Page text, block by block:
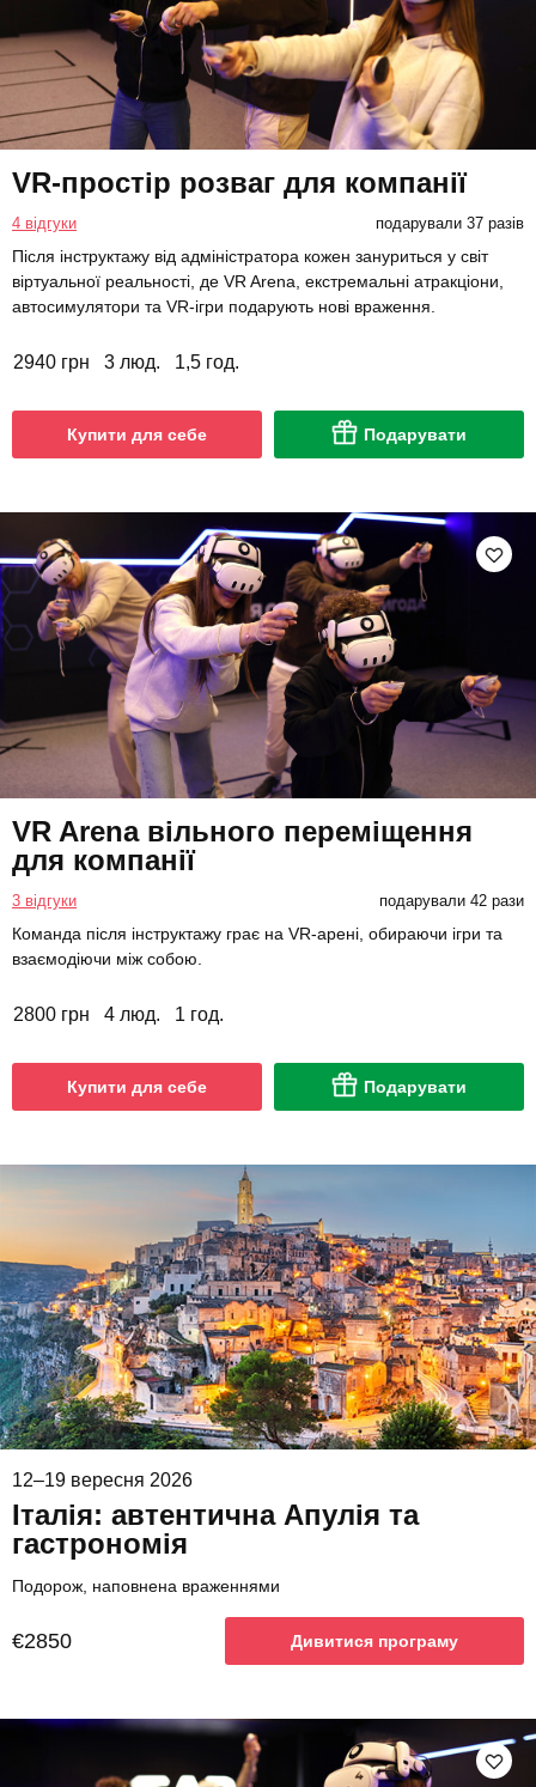
VR-простір розваг для компанії
4 відгуки подарували 37 разів
Після інструктажу від адміністратора кожен зануриться у світ
віртуальної реальності, де VR Arena, екстремальні атракціони,
автосимулятори та VR-ігри подарують нові враження.
2940 грн 3 люд. 1,5 год.
Купити для себе Подарувати
VR Arena вільного переміщення
для компанії
3 відгуки подарували 42 рази
Команда після інструктажу грає на VR-арені, обираючи ігри та
взаємодіючи між собою.
2800 грн 4 люд. 1 год.
Купити для себе Подарувати
12–19 вересня 2026
Італія: автентична Апулія та
гастрономія
Подорож, наповнена враженнями
€2850 Дивитися програму